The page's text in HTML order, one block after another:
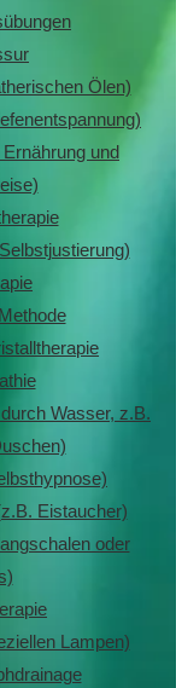
Ölen)
und
Wasser, z.B.
Eistaucher)
oder
Lampen)